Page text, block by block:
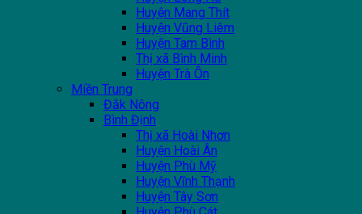
Huyện Mang Thít
Huyện Vũng Liêm
Huyện Tam Bình
Thị xã Bình Minh
Huyện Trà Ôn
Miền Trung
Đắk Nông
Bình Định
Thị xã Hoài Nhơn
Huyện Hoài Ân
Huyện Phù Mỹ
Huyện Vĩnh Thạnh
Huyện Tây Sơn